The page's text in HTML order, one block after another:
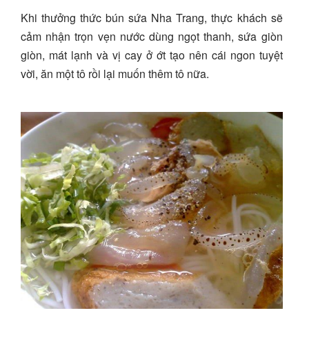
Khi thưởng thức bún sứa Nha Trang, thực khách sẽ
cảm nhận trọn vẹn nước dùng ngọt thanh, sứa giòn
giòn, mát lạnh và vị cay ở ớt tạo nên cái ngon tuyệt
vời, ăn một tô rồi lại muốn thêm tô nữa.